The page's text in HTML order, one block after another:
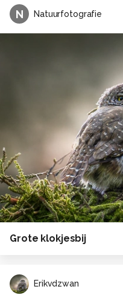
N Natuurfotografie
Grote klokjesbij
Erikvdzwan